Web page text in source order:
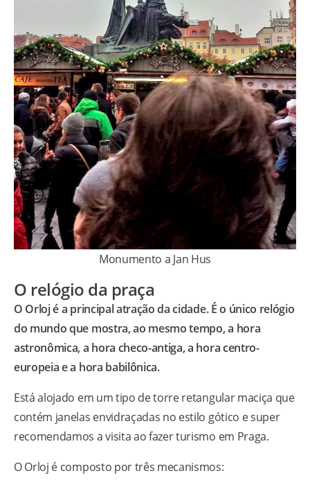
Monumento a Jan Hus
O relógio da praça
O Orloj é a principal atração da cidade. É o único relógio
do mundo que mostra, ao mesmo tempo, a hora
astronômica, a hora checo-antiga, a hora centro-
europeia e a hora babilônica.
Está alojado em um tipo de torre retangular maciça que
contém janelas envidraçadas no estilo gótico e super
recomendamos a visita ao fazer turismo em Praga.
O Orloj é composto por três mecanismos: